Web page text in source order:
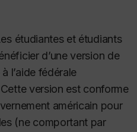
étudiantes et étudiants
d’une version de
l’aide fédérale
version est conforme
américain pour
(ne comportant par